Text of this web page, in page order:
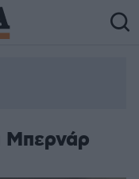
Μπερνάρ